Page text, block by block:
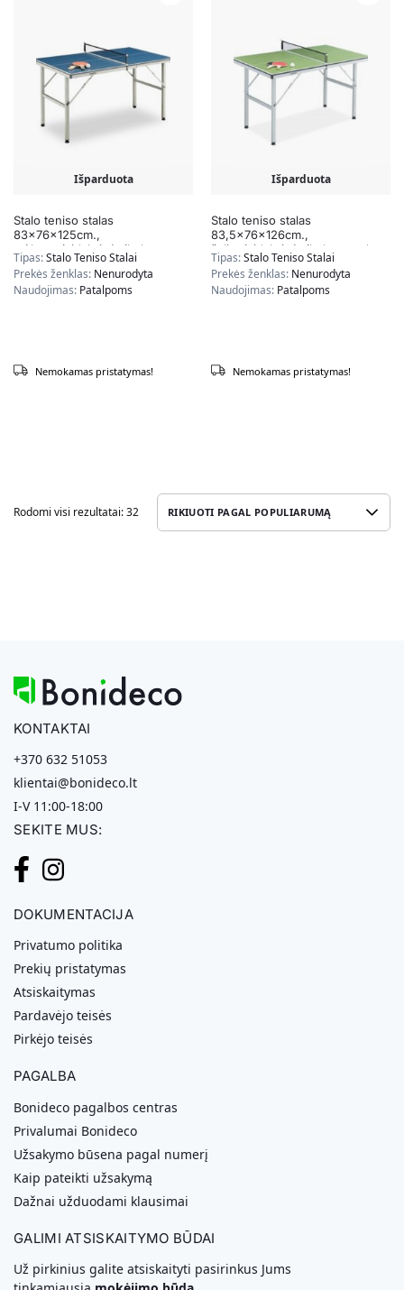
Išparduota
Stalo teniso stalas
83x76x125cm.,
mėlynos/sidabrinės/baltos
spalvos
Tipas:Stalo Teniso Stalai
Prekės ženklas: Nenurodyta
Naudojimas: Patalpoms
Nemokamas pristatymas!
Išparduota
Stalo teniso stalas
83,5x76x126cm.,
žalios/sidabrinės/baltos spalvos
Tipas:Stalo Teniso Stalai
Prekės ženklas: Nenurodyta
Naudojimas: Patalpoms
Nemokamas pristatymas!
Rodomi visi rezultatai: 32
KONTAKTAI
+370 632 51053
klientai@bonideco.lt
I-V 11:00-18:00
SEKITE MUS:
DOKUMENTACIJA
Privatumo politika
Prekių pristatymas
Atsiskaitymas
Pardavėjo teisės
Pirkėjo teisės
PAGALBA
Bonideco pagalbos centras
Privalumai Bonideco
Užsakymo būsena pagal numerį
Kaip pateikti užsakymą
Dažnai užduodami klausimai
GALIMI ATSISKAITYMO BŪDAI
Už pirkinius galite atsiskaityti pasirinkus Jums